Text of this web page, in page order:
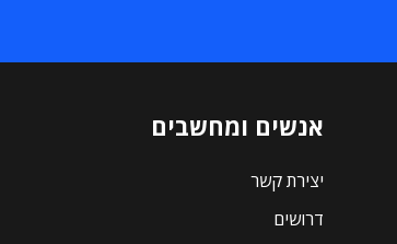
אנשים ומחשבים
יצירת קשר
דרושים